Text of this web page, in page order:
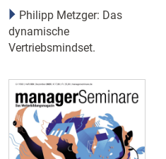
Philipp Metzger: Das
dynamische
Vertriebsmindset.